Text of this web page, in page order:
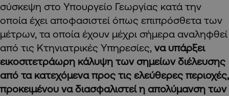
σύσκεψη στο Υπουργείο Γεωργίας κατά την
οποία έχει αποφασιστεί όπως επιπρόσθετα των
μέτρων, τα οποία έχουν μέχρι σήμερα αναληφθεί
από τις Κτηνιατρικές Υπηρεσίες, να υπάρξει
εικοσιτετράωρη κάλυψη των σημείων διέλευσης
από τα κατεχόμενα προς τις ελεύθερες περιοχές,
προκειμένου να διασφαλιστεί η απολύμανση των